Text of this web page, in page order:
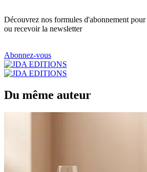
Découvrez nos formules d'abonnement
ou recevoir la newsletter
Abonnez-vous
Du même auteur